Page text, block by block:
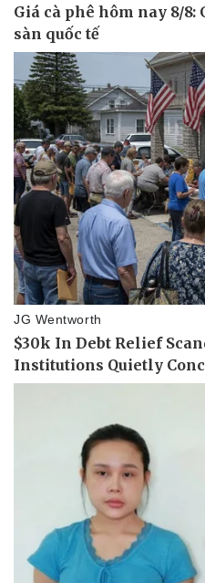
Kinh tế
Bất động sản
Khởi nghiệp